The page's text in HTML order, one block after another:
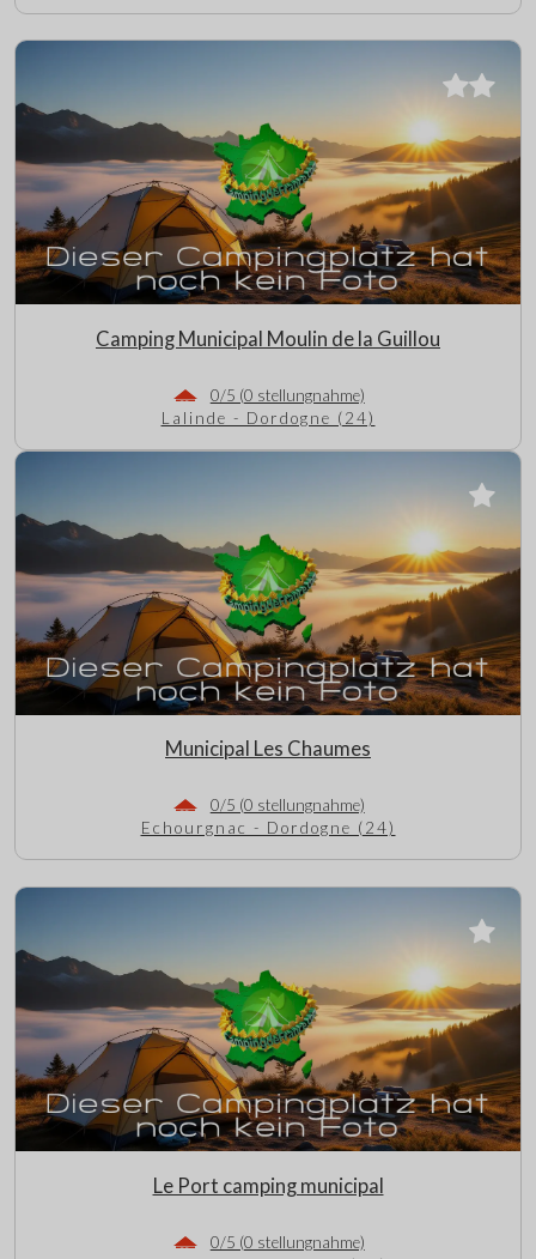
Camping Municipal Moulin de la Guillou
0/5 (0 stellungnahme)
Lalinde - Dordogne (24)
Municipal Les Chaumes
0/5 (0 stellungnahme)
Echourgnac - Dordogne (24)
Le Port camping municipal
0/5 (0 stellungnahme)